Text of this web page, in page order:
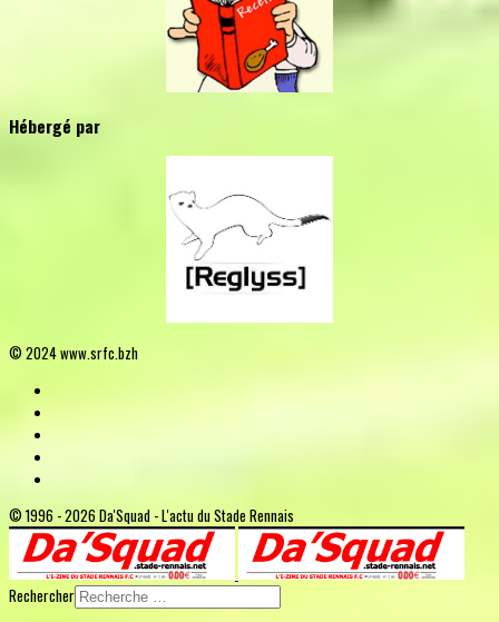
Hébergé par
© 2024 www.srfc.bzh
© 1996 - 2026 Da'Squad - L'actu du Stade Rennais
Rechercher